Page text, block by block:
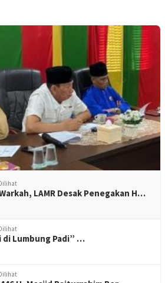
LAMR Desak Penegakan H…
di Lumbung Padi” …